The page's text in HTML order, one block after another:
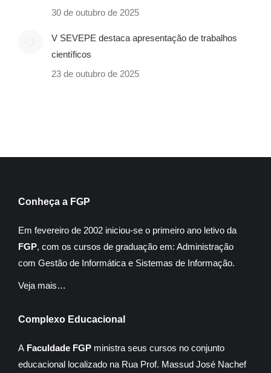
30 de outubro de 2025
V SEVEPE destaca apresentação de trabalhos
científicos
23 de outubro de 2025
Conheça a FGP
Em fevereiro de 2002 iniciou-se o primeiro ano letivo da
FGP, com os cursos de graduação em: Administração
com Gestão de Informática e Sistemas de Informação.
Veja mais…
Complexo Educacional
A Faculdade FGP ministra seus cursos no conjunto
educacional localizado na Rua Prof. Massud José Nachef